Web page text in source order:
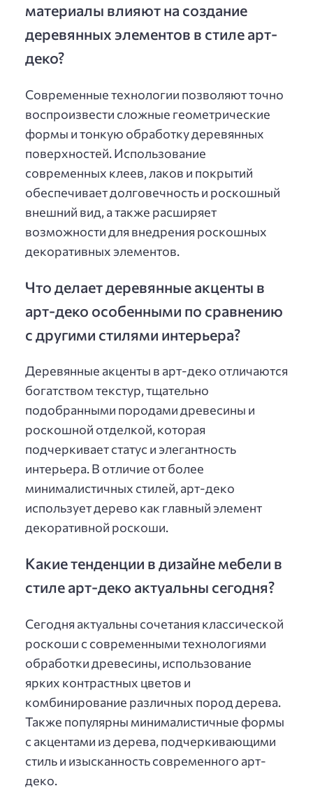
материалы влияют на создание
деревянных элементов в стиле арт-
деко?
Современные технологии позволяют точно
воспроизвести сложные геометрические
формы и тонкую обработку деревянных
поверхностей. Использование
современных клеев, лаков и покрытий
обеспечивает долговечность и роскошный
внешний вид, а также расширяет
возможности для внедрения роскошных
декоративных элементов.
Что делает деревянные акценты в
арт-деко особенными по сравнению
с другими стилями интерьера?
Деревянные акценты в арт-деко отличаются
богатством текстур, тщательно
подобранными породами древесины и
роскошной отделкой, которая
подчеркивает статус и элегантность
интерьера. В отличие от более
минималистичных стилей, арт-деко
использует дерево как главный элемент
декоративной роскоши.
Какие тенденции в дизайне мебели в
стиле арт-деко актуальны сегодня?
Сегодня актуальны сочетания классической
роскоши с современными технологиями
обработки древесины, использование
ярких контрастных цветов и
комбинирование различных пород дерева.
Также популярны минималистичные формы
с акцентами из дерева, подчеркивающими
стиль и изысканность современного арт-
деко.